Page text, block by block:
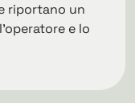
riportano un
e lo